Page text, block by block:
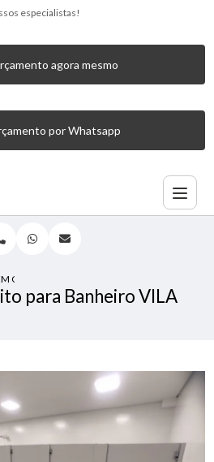
especialistas!
agora mesmo
por Whatsapp
GRANITO PARA BANHEIRO VILA MUTIRÃO I
para Banheiro VILA